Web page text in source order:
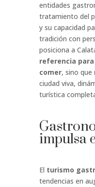
entidades
tratamiento del
y su capacidad
tradición con
posiciona a
referencia
comer, sino que
ciudad viva,
turística
impulsa
El turismo
tendencias en